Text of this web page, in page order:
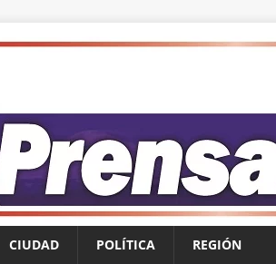
CIUDAD POLÍTICA REGIÓN